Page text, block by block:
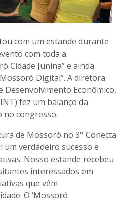
com um estande durante
com toda a
Cidade Junina” e ainda
Digital”. A diretora
Desenvolvimento Econômico,
fez um balanço da
no congresso.
de Mossoró no 3° Conecta
verdadeiro sucesso e
Nosso estande recebeu
interessados em
que vêm
O ‘Mossoró